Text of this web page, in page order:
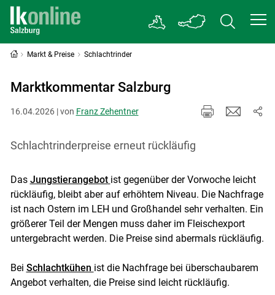
Markt & Preise Schlachtrinder
Marktkommentar Salzburg
16.04.2026 | von Franz Zehentner
Schlachtrinderpreise erneut rückläufig
Das Jungstierangebot ist gegenüber der Vorwoche leicht
rückläufig, bleibt aber auf erhöhtem Niveau. Die Nachfrage
ist nach Ostern im LEH und Großhandel sehr verhalten. Ein
größerer Teil der Mengen muss daher im Fleischexport
untergebracht werden. Die Preise sind abermals rückläufig.
Bei Schlachtkühen ist die Nachfrage bei überschaubarem
Angebot verhalten, die Preise sind leicht rückläufig.